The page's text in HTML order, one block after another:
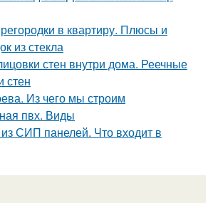
в квартиру. Плюсы и
из стекла
стен внутри дома. Реечные
стен
Из чего мы строим
пвх. Виды
СИП панелей. Что входит в